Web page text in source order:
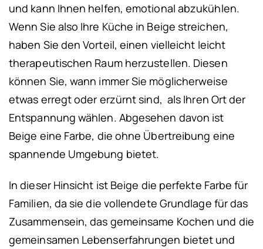
und kann Ihnen helfen, emotional abzukühlen.
Wenn Sie also Ihre Küche in Beige streichen,
haben Sie den Vorteil, einen vielleicht leicht
therapeutischen Raum herzustellen. Diesen
können Sie, wann immer Sie möglicherweise
etwas erregt oder erzürnt sind, als Ihren Ort der
Entspannung wählen. Abgesehen davon ist
Beige eine Farbe, die ohne Übertreibung eine
spannende Umgebung bietet.
In dieser Hinsicht ist Beige die perfekte Farbe für
Familien, da sie die vollendete Grundlage für das
Zusammensein, das gemeinsame Kochen und die
gemeinsamen Lebenserfahrungen bietet und